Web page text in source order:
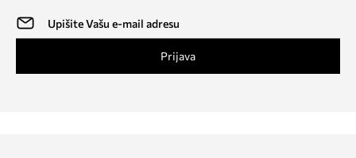
Prijava